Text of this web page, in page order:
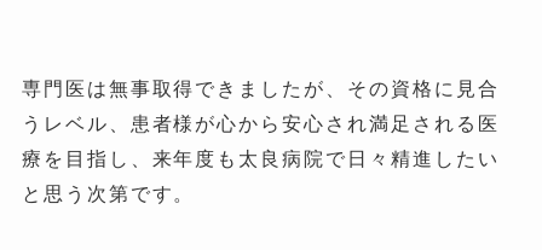
専門医は無事取得できましたが、その資格に見合
うレベル、患者様が心から安心され満足される医
療を目指し、来年度も太良病院で日々精進したい
と思う次第です。